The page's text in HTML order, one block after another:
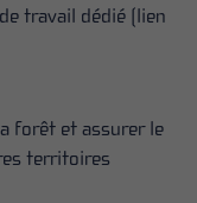
travail dédié (lien
forêt et assurer le
territoires